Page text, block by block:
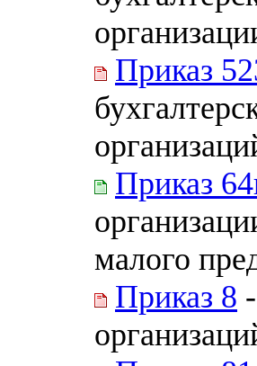
Приказ
Приказ
малого
Приказ 8